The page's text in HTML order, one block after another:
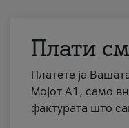
Плати
Платете ја
Мојот А1, само
фактурата што